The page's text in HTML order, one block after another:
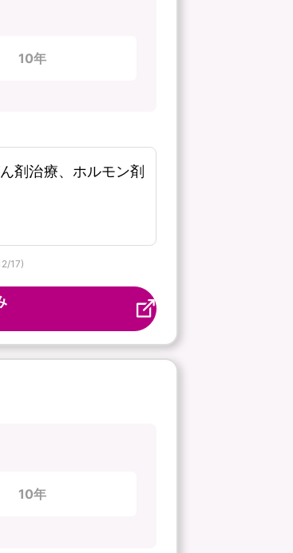
10年
剤治療、ホルモン剤
17)
10年